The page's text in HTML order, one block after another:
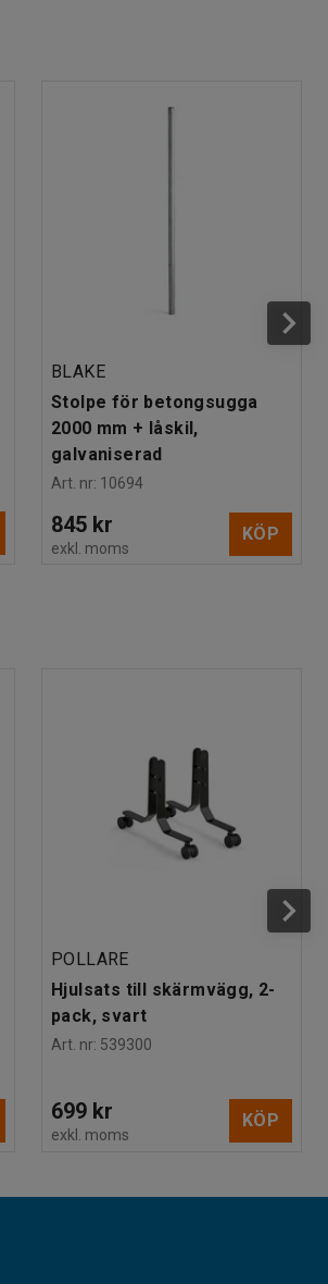
BLAKE
Stolpe för betongsugga
2000 mm + låskil,
galvaniserad
Art. nr: 10694
845 kr
exkl. moms
KÖP
POLLARE
Hjulsats till skärmvägg, 2-
pack, svart
Art. nr: 539300
699 kr
exkl. moms
KÖP